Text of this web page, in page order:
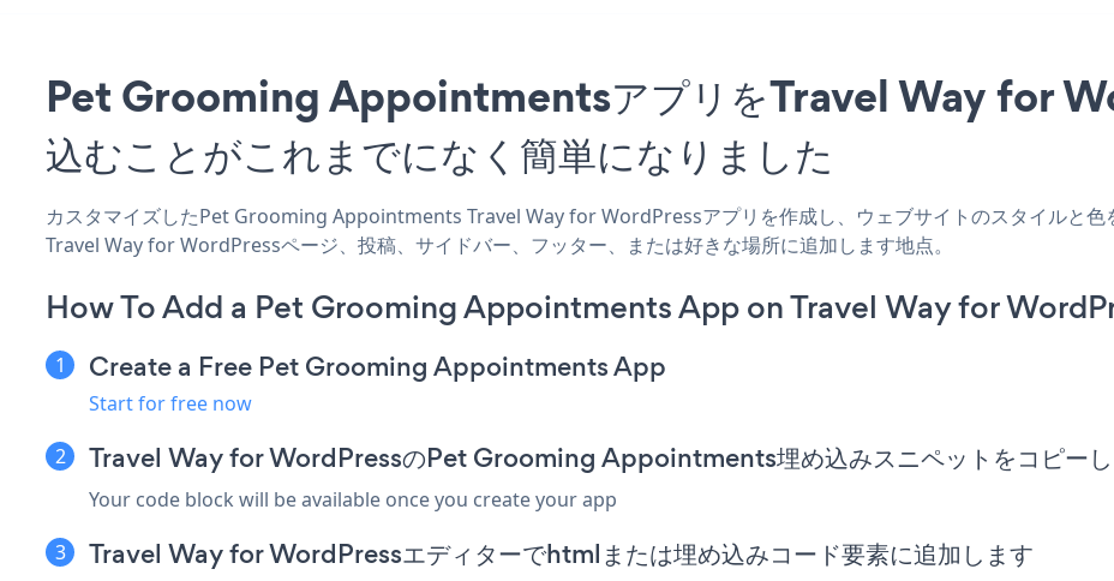
Pet Grooming AppointmentsアプリをTravel Way for
込むことがこれまでになく簡単になりました
カスタマイズしたPet Grooming Appointments Travel Way for WordPressアプリを作成し、ウェブサイトのスタイルと
Travel Way for WordPressページ、投稿、サイドバー、フッター、または好きな場所に追加します地点。
How To Add a Pet Grooming Appointments App on Travel Way for
Create a Free Pet Grooming Appointments App
Start for free now
Travel Way for WordPressのPet Grooming Appointments埋め込みスニペットをコピー
Your code block will be available once you create your app
Travel Way for WordPressエディターでhtmlまたは埋め込みコード要素に追加します